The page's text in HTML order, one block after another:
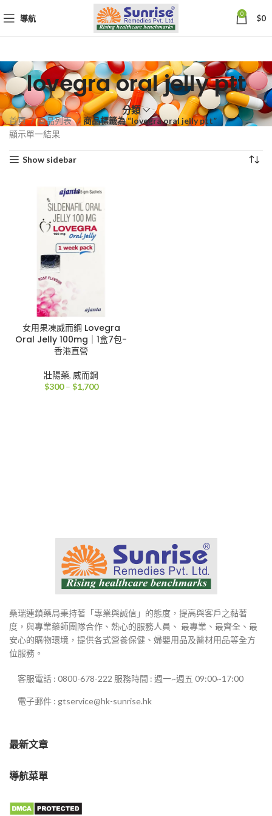
導航 0 $0
lovegra oral jelly ptt
分類
首頁 商品列表
商品標籤為 “lovegra oral jelly ptt”
顯示單一結果
Show sidebar
女用果凍威而鋼 Lovegra
Oral Jelly 100mg｜1盒7包-
香港直營
壯陽藥, 威而鋼
$300 – $1,700價
桑瑞連鎖藥局秉持著「專業與誠信」的態度，提高與客戶之黏著
度，與專業藥師團隊合作、熱心的服務人員、 最專業、最齊全、最
安心的購物環境，提供各式營養保健、婦嬰用品及醫材用品等全方
位服務。
客服電話 : 0800-678-222 服務時間 : 週一~週五 09:00~17:00
電子郵件 : gtservice@hk-sunrise.hk
最新文章
導航菜單